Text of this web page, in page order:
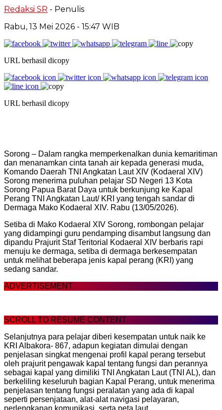
Redaksi SR - Penulis
Rabu, 13 Mei 2026 - 15:47 WIB
URL berhasil dicopy
URL berhasil dicopy
Sorong – Dalam rangka memperkenalkan dunia kemaritiman
dan menanamkan cinta tanah air kepada generasi muda,
Komando Daerah TNI Angkatan Laut XIV (Kodaeral XIV)
Sorong menerima puluhan pelajar SD Negeri 13 Kota
Sorong Papua Barat Daya untuk berkunjung ke Kapal
Perang TNI Angkatan Laut/ KRI yang tengah sandar di
Dermaga Mako Kodaeral XIV. Rabu (13/05/2026).
Setiba di Mako Kodaeral XIV Sorong, rombongan pelajar
yang didampingi guru pendamping disambut langsung dan
dipandu Prajurit Staf Teritorial Kodaeral XIV berbaris rapi
menuju ke dermaga, setiba di dermaga berkesempatan
untuk melihat beberapa jenis kapal perang (KRI) yang
sedang sandar.
ADVERTISEMENT
SCROLL TO RESUME CONTENT
Selanjutnya para pelajar diberi kesempatan untuk naik ke
KRI Albakora- 867, adapun kegiatan dimulai dengan
penjelasan singkat mengenai profil kapal perang tersebut
oleh prajurit pengawak kapal tentang fungsi dan perannya
sebagai kapal yang dimiliki TNI Angkatan Laut (TNI AL), dan
berkeliling keseluruh bagian Kapal Perang, untuk menerima
penjelasan tentang fungsi peralatan yang ada di kapal
seperti persenjataan, alat-alat navigasi pelayaran,
perlengkapan komunikasi, serta peta laut.